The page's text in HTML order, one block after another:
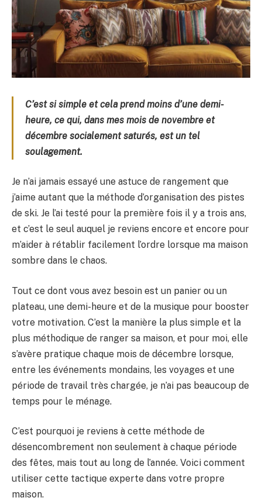
C’est si simple et cela prend moins d’une demi-
heure, ce qui, dans mes mois de novembre et
décembre socialement saturés, est un tel
soulagement.
Je n’ai jamais essayé une astuce de rangement que
j’aime autant que la méthode d’organisation des pistes
de ski. Je l’ai testé pour la première fois il y a trois ans,
et c’est le seul auquel je reviens encore et encore pour
m’aider à rétablir facilement l’ordre lorsque ma maison
sombre dans le chaos.
Tout ce dont vous avez besoin est un panier ou un
plateau, une demi-heure et de la musique pour booster
votre motivation. C’est la manière la plus simple et la
plus méthodique de ranger sa maison, et pour moi, elle
s’avère pratique chaque mois de décembre lorsque,
entre les événements mondains, les voyages et une
période de travail très chargée, je n’ai pas beaucoup de
temps pour le ménage.
C’est pourquoi je reviens à cette méthode de
désencombrement non seulement à chaque période
des fêtes, mais tout au long de l’année. Voici comment
utiliser cette tactique experte dans votre propre
maison.